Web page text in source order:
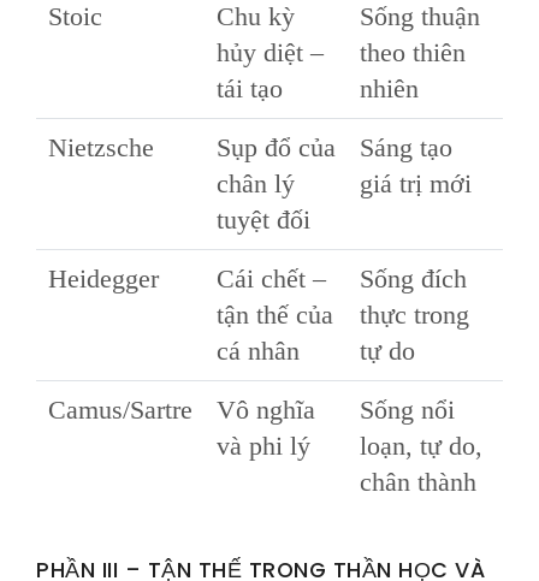
Stoic
Chu kỳ
hủy diệt –
tái tạo
Sống thuận
theo thiên
nhiên
Nietzsche
Sụp đổ của
chân lý
tuyệt đối
Sáng tạo
giá trị mới
Heidegger
Cái chết –
tận thế của
cá nhân
Sống đích
thực trong
tự do
Camus/Sartre
Vô nghĩa
và phi lý
Sống nổi
loạn, tự do,
chân thành
PHẦN III – TẬN THẾ TRONG THẦN HỌC VÀ